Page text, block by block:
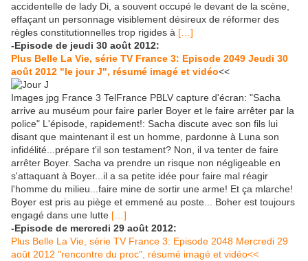
accidentelle de lady Di, a souvent occupé le devant de la scène,
effaçant un personnage visiblement désireux de réformer des
règles constitutionnelles trop rigides à […]
-Episode de jeudi 30 août 2012:
Plus Belle La Vie, série TV France 3: Episode 2049 Jeudi 30
août 2012 "le jour J", résumé imagé et vidéo<<
Images jpg France 3 TelFrance PBLV capture d'écran: "Sacha
arrive au muséum pour faire parler Boyer et le faire arrêter par la
police" L'épisode, rapidement!: Sacha discute avec son fils lui
disant que maintenant il est un homme, pardonne à Luna son
infidélité...prépare t'il son testament? Non, il va tenter de faire
arrêter Boyer. Sacha va prendre un risque non négligeable en
s'attaquant à Boyer...il a sa petite idée pour faire mal réagir
l'homme du milieu...faire mine de sortir une arme! Et ça mlarche!
Boyer est pris au piège et emmené au poste... Boher est toujours
engagé dans une lutte […]
-Episode de mercredi 29 août 2012:
Plus Belle La Vie, série TV France 3: Episode 2048 Mercredi 29
août 2012 "rencontre du proc", résumé imagé et vidéo<<